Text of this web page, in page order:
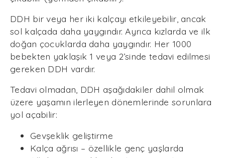
DDH bir veya her iki kalçayı etkileyebilir, ancak
sol kalçada daha yaygındır. Ayrıca kızlarda ve ilk
doğan çocuklarda daha yaygındır. Her 1000
bebekten yaklaşık 1 veya 2’sinde tedavi edilmesi
gereken DDH vardır.
Tedavi olmadan, DDH aşağıdakiler dahil olmak
üzere yaşamın ilerleyen dönemlerinde sorunlara
yol açabilir:
Gevşeklik geliştirme
Kalça ağrısı – özellikle genç yaşlarda